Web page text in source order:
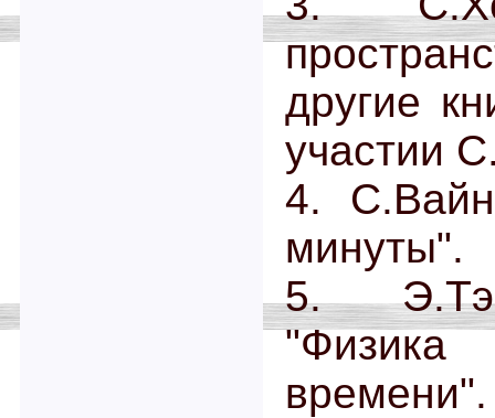
другие
участии
4.
минуты".
5.
времени".